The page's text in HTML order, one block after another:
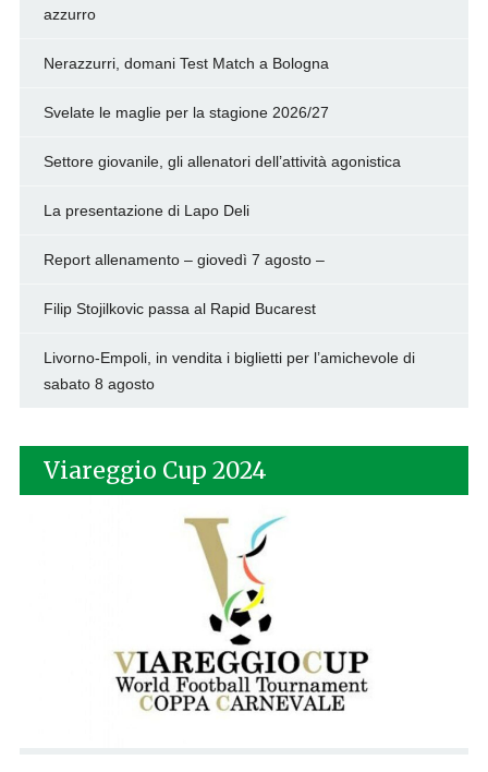
azzurro
Nerazzurri, domani Test Match a Bologna
Svelate le maglie per la stagione 2026/27
Settore giovanile, gli allenatori dell’attività agonistica
La presentazione di Lapo Deli
Report allenamento – giovedì 7 agosto –
Filip Stojilkovic passa al Rapid Bucarest
Livorno-Empoli, in vendita i biglietti per l’amichevole di
sabato 8 agosto
Viareggio Cup 2024